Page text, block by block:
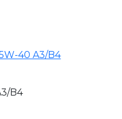
40 A3/B4
B4